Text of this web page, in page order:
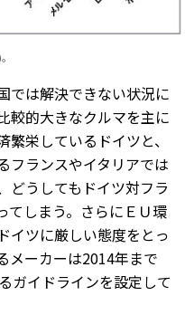
では解決できない状況に
較的大きなクルマを主に
栄しているドイツと、
フランスやイタリアでは
どうしてもドイツ対フラ
てしまう。さらにＥＵ環
イツに厳しい態度をとっ
メーカーは2014年まで
ガイドラインを設定して